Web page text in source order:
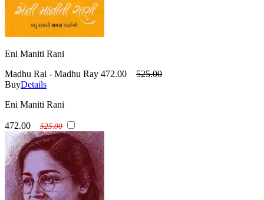
Eni Maniti Rani
Madhu Rai - Madhu Ray 472.00
525.00
BuyDetails
Eni Maniti Rani
472.00 525.00